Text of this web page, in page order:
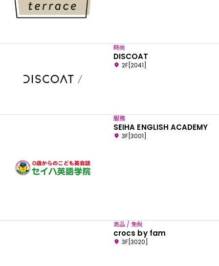
請選擇您偏好的語言
時尚
DISCOAT
2F[2041]
服務
SEIHA ENGLISH ACADEMY
3F[3001]
商品 / 免稅
crocs by fam
3F[3020]